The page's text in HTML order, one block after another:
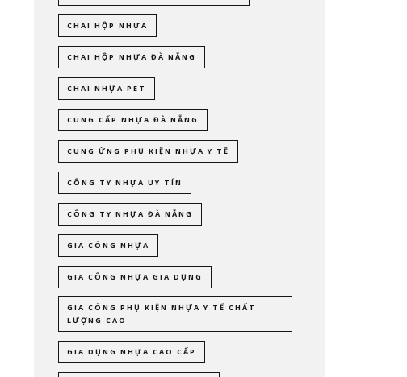
CHAI HỘP NHỰA
CHAI HỘP NHỰA ĐÀ NẴNG
CHAI NHỰA PET
CUNG CẤP NHỰA ĐÀ NẴNG
CUNG ỨNG PHỤ KIỆN NHỰA Y TẾ
CÔNG TY NHỰA UY TÍN
CÔNG TY NHỰA ĐÀ NẴNG
GIA CÔNG NHỰA
GIA CÔNG NHỰA GIA DỤNG
GIA CÔNG PHỤ KIỆN NHỰA Y TẾ CHẤT
LƯỢNG CAO
GIA DỤNG NHỰA CAO CẤP